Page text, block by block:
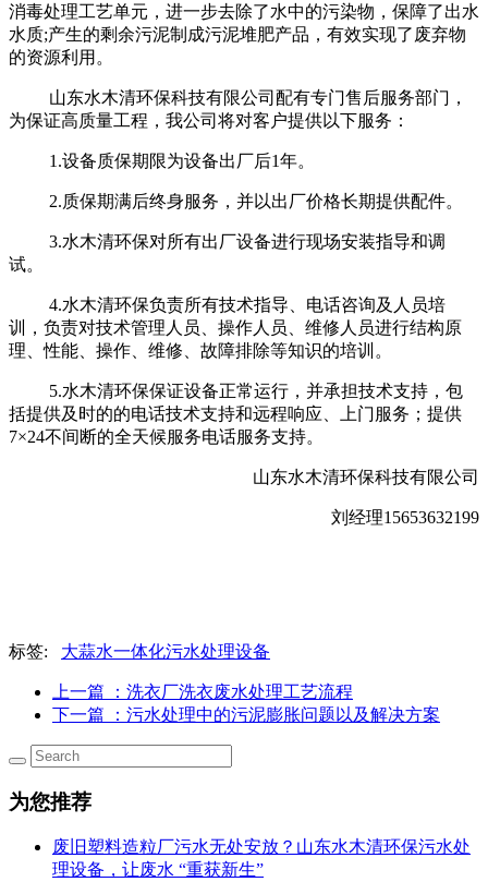
消毒处理工艺单元，进一步去除了水中的污染物，保障了出水
水质;产生的剩余污泥制成污泥堆肥产品，有效实现了废弃物
的资源利用。
山东水木清环保科技有限公司配有专门售后服务部门，
为保证高质量工程，我公司将对客户提供以下服务：
1.设备质保期限为设备出厂后1年。
2.质保期满后终身服务，并以出厂价格长期提供配件。
3.水木清环保对所有出厂设备进行现场安装指导和调
试。
4.水木清环保负责所有技术指导、电话咨询及人员培
训，负责对技术管理人员、操作人员、维修人员进行结构原
理、性能、操作、维修、故障排除等知识的培训。
5.水木清环保保证设备正常运行，并承担技术支持，包
括提供及时的的电话技术支持和远程响应、上门服务；提供
7×24不间断的全天候服务电话服务支持。
山东水木清环保科技有限公司
刘经理15653632199
标签: 大蒜水一体化污水处理设备
上一篇
：洗衣厂洗衣废水处理工艺流程
下一篇
：污水处理中的污泥膨胀问题以及解决方案
为您推荐
废旧塑料造粒厂污水无处安放？山东水木清环保污水处
理设备，让废水 “重获新生”